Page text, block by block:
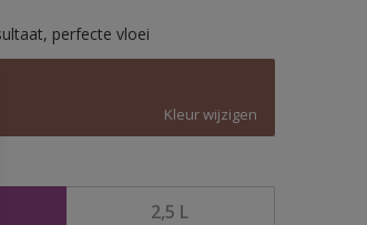
perfecte vloei
Kleur wijzigen
2,5 L